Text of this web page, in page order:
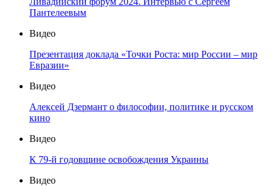
Пантелеевым
Видео
Презентация доклада «Точки Роста: мир России – мир
Евразии»
Видео
Алексей Дзермант о философии, политике и русском
кино
Видео
К 79-й годовщине освобождения Украины
Видео